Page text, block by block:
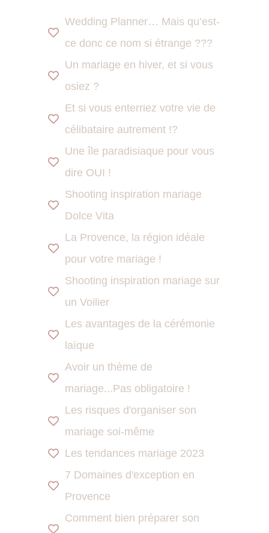
Wedding Planner… Mais qu’est-
ce donc ce nom si étrange ???
Un mariage en hiver, et si vous
osiez ?
Et si vous enterriez votre vie de
célibataire autrement !?
Une île paradisiaque pour vous
dire OUI !
Shooting inspiration mariage
Dolce Vita
La Provence, la région idéale
pour votre mariage !
Shooting inspiration mariage sur
un Voilier
Les avantages de la cérémonie
laïque
Avoir un thème de
mariage...Pas obligatoire !
Les risques d'organiser son
mariage soi-même
Les tendances mariage 2023
7 Domaines d'exception en
Provence
Comment bien préparer son